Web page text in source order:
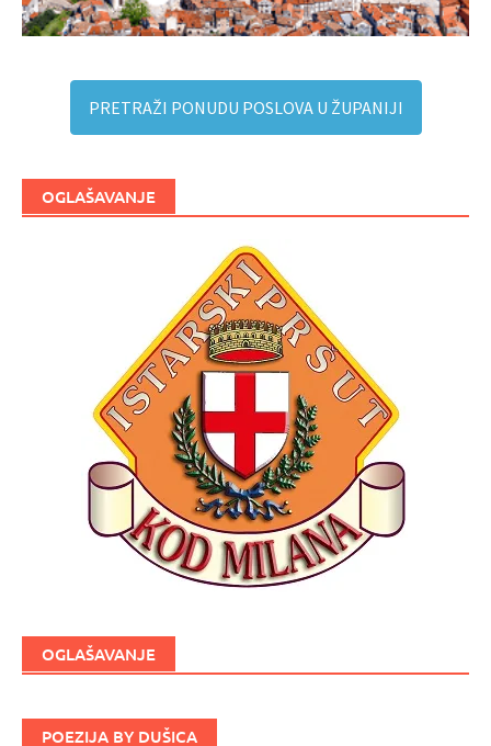
PRETRAŽI PONUDU POSLOVA U ŽUPANIJI
OGLAŠAVANJE
OGLAŠAVANJE
POEZIJA BY DUŠICA